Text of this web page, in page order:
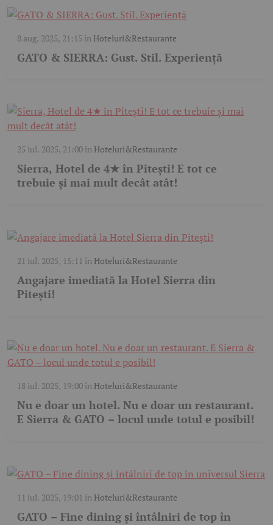
8 aug. 2025, 21:15 în Hoteluri&Restaurante
GATO & SIERRA: Gust. Stil. Experiență
25 iul. 2025, 21:00 în Hoteluri&Restaurante
Sierra, Hotel de 4★ în Pitești! E tot ce
trebuie și mai mult decât atât!
21 iul. 2025, 15:11 în Hoteluri&Restaurante
Angajare imediată la Hotel Sierra din
Pitești!
18 iul. 2025, 19:00 în Hoteluri&Restaurante
Nu e doar un hotel. Nu e doar un restaurant.
E Sierra & GATO – locul unde totul e posibil!
11 iul. 2025, 19:01 în Hoteluri&Restaurante
GATO – Fine dining și întâlniri de top în